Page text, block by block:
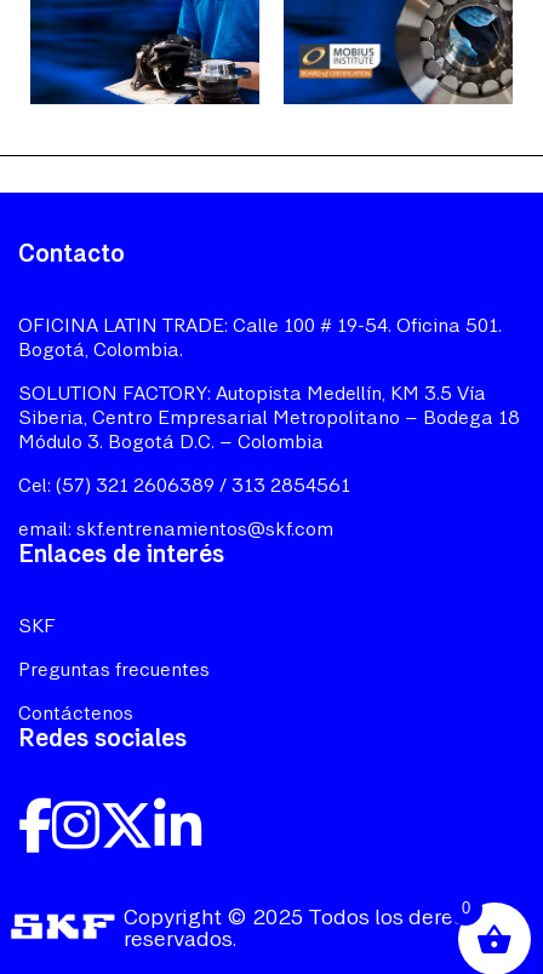
Contacto
OFICINA LATIN TRADE: Calle 100 # 19-54. Oficina 501.
Bogotá, Colombia.
SOLUTION FACTORY: Autopista Medellín, KM 3.5 Vía
Siberia, Centro Empresarial Metropolitano – Bodega 18
Módulo 3. Bogotá D.C. – Colombia
Cel: (57) 321 2606389 / 313 2854561
email: skf.entrenamientos@skf.com
Enlaces de interés
SKF
Preguntas frecuentes
Contáctenos
Redes sociales
Copyright © 2025 Todos los derechos
reservados.
0